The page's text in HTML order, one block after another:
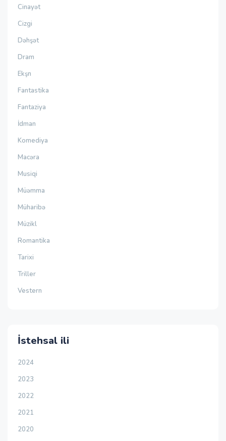
Cinayət
Cizgi
Dəhşət
Dram
Ekşn
Fantastika
Fantaziya
İdman
Komediya
Macəra
Musiqi
Müəmma
Müharibə
Müzikl
Romantika
Tarixi
Triller
Vestern
İstehsal ili
2024
2023
2022
2021
2020